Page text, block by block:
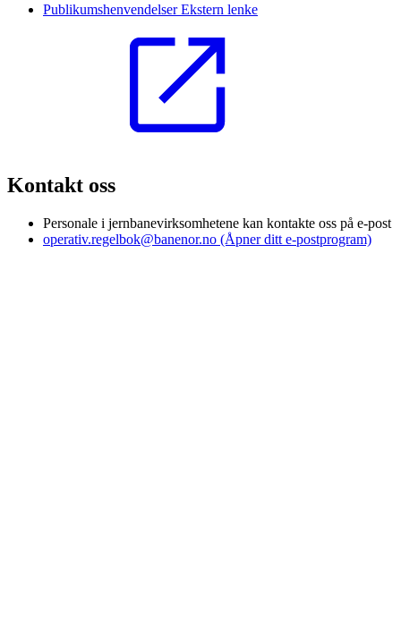
PublikumshenvendelserEkstern lenke
Kontakt oss
Personale i jernbanevirksomhetene kan kontakte oss på e-post
operativ.regelbok@banenor.no (Åpner ditt e-postprogram)